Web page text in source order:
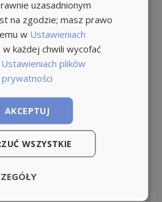
uzasadnionym
na zgodzie; masz prawo
w Ustawieniach
w każdej chwili wycofać
Ustawieniach plików
AKCEPTUJ
WSZYSTKIE